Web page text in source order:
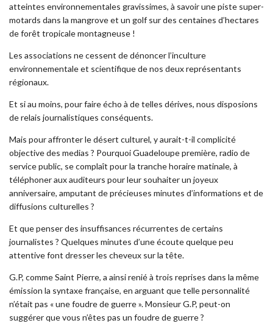
atteintes environnementales gravissimes, à savoir une piste super-
motards dans la mangrove et un golf sur des centaines d’hectares
de forêt tropicale montagneuse !
Les associations ne cessent de dénoncer l’inculture
environnementale et scientifique de nos deux représentants
régionaux.
Et si au moins, pour faire écho à de telles dérives, nous disposions
de relais journalistiques conséquents.
Mais pour affronter le désert culturel, y aurait-t-il complicité
objective des medias ? Pourquoi Guadeloupe première, radio de
service public, se complaît pour la tranche horaire matinale, à
téléphoner aux auditeurs pour leur souhaiter un joyeux
anniversaire, amputant de précieuses minutes d’informations et de
diffusions culturelles ?
Et que penser des insuffisances récurrentes de certains
journalistes ? Quelques minutes d’une écoute quelque peu
attentive font dresser les cheveux sur la tête.
G.P, comme Saint Pierre, a ainsi renié à trois reprises dans la même
émission la syntaxe française, en arguant que telle personnalité
n’était pas « une foudre de guerre ». Monsieur G.P, peut-on
suggérer que vous n’êtes pas un foudre de guerre ?